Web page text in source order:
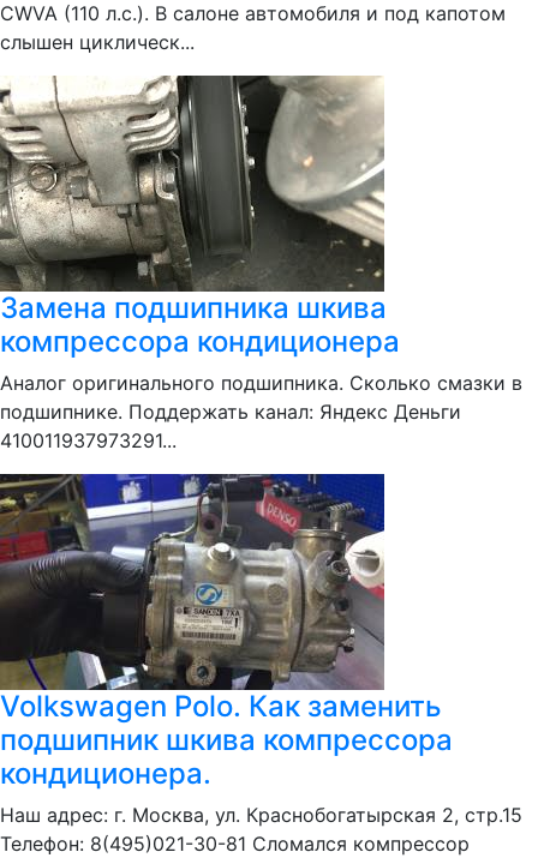
CWVA (110 л.с.). В салоне автомобиля и под капотом
слышен циклическ...
Замена подшипника шкива
компрессора кондиционера
Аналог оригинального подшипника. Сколько смазки в
подшипнике. Поддержать канал: Яндекс Деньги
410011937973291...
Volkswagen Polo. Как заменить
подшипник шкива компрессора
кондиционера.
Наш адрес: г. Москва, ул. Краснобогатырская 2, стр.15
Телефон: 8(495)021-30-81 Сломался компрессор